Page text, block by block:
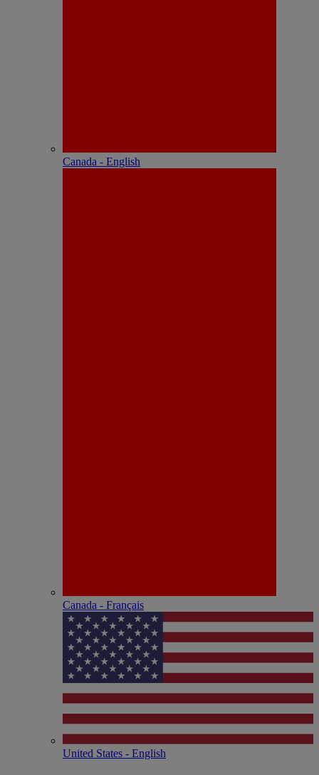
Canada - English
Canada - Français
United States - English